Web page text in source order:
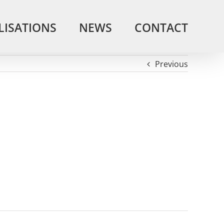
NEWS CONTACT
Previous